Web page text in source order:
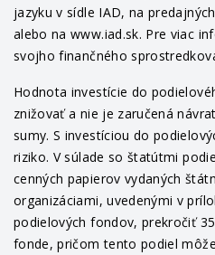
jazyku v sídle IAD, na
alebo na www.iad.sk. Pre viac
svojho finančného
Hodnota investície do
znižovať a nie je zaručená
sumy. S investíciou do
riziko. V súlade so štatútmi
cenných papierov vydaných
organizáciami, uvedenými v
podielových fondov, prekročiť
fonde, pričom tento podiel